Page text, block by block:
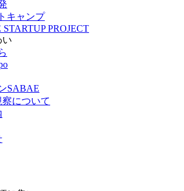
キャンプ
PROJECT
い
SABAE
について